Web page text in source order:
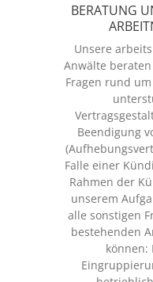
BERATUNG
Unsere
Anwälte
Fragen rund
Beendigung
Falle einer
Rahmen der
unserem
alle sonstigen
bestehenden
können: